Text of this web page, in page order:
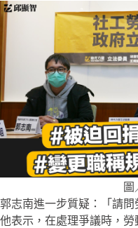
圖
郭志南進一步質疑：「請問
他表示，在處理爭議時，